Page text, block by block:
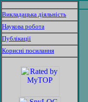
Викладацька діяльність
Наукова робота
Публікації
Корисні посилання